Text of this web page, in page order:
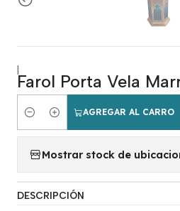
|
Farol Porta Vela
Cantidad
AGREGAR AL CARRO
Mostrar stock de
DESCRIPCIÓN